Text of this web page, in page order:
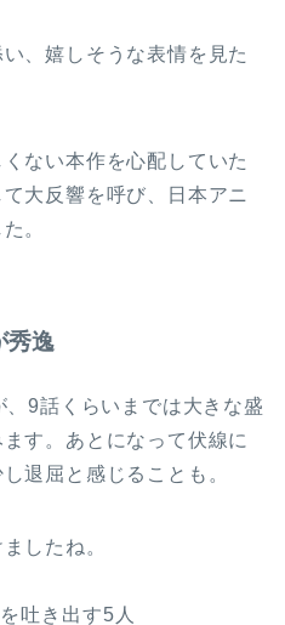
、嬉しそうな表情を見た
ない本作を心配していた
大反響を呼び、日本アニ
。
秀逸
、9話くらいまでは大きな盛
す。あとになって伏線に
退屈と感じることも。
したね。
吐き出す5人